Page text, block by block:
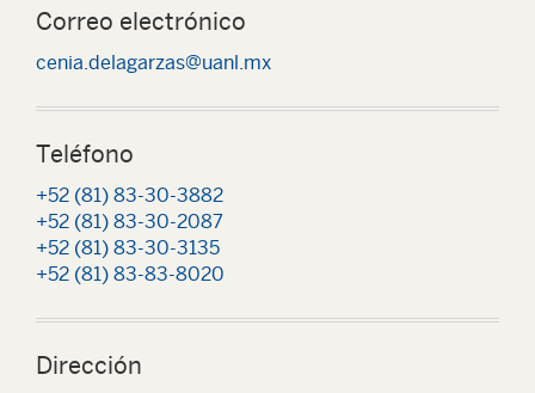
Correo electrónico
cenia.delagarzas@uanl.mx
Teléfono
+52 (81) 83-30-3882
+52 (81) 83-30-2087
+52 (81) 83-30-3135
+52 (81) 83-83-8020
Dirección